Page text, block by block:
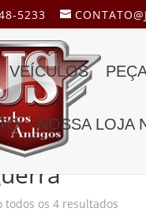
5233
VEÍCULOS
NOSSA LOJA
marcados com a tag
todos os 4 resultados